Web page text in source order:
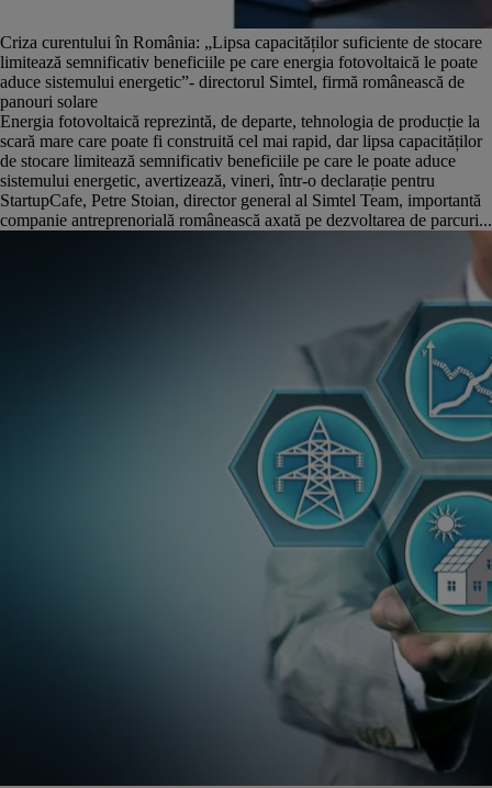
Criza curentului în România: „Lipsa capacităților suficiente de stocare
limitează semnificativ beneficiile pe care energia fotovoltaică le poate
aduce sistemului energetic”- directorul Simtel, firmă românească de
panouri solare
Energia fotovoltaică reprezintă, de departe, tehnologia de producție la
scară mare care poate fi construită cel mai rapid, dar lipsa capacităților
de stocare limitează semnificativ beneficiile pe care le poate aduce
sistemului energetic, avertizează, vineri, într-o declarație pentru
StartupCafe, Petre Stoian, director general al Simtel Team, importantă
companie antreprenorială românească axată pe dezvoltarea de parcuri...